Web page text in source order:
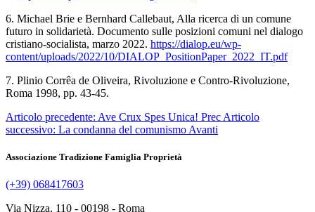
6. Michael Brie e Bernhard Callebaut, Alla ricerca di un comune
futuro in solidarietà. Documento sulle posizioni comuni nel dialogo
cristiano-socialista, marzo 2022. https://dialop.eu/wp-
content/uploads/2022/10/DIALOP_PositionPaper_2022_IT.pdf
7. Plinio Corrêa de Oliveira, Rivoluzione e Contro-Rivoluzione,
Roma 1998, pp. 43-45.
Articolo precedente: Ave Crux Spes Unica! Prec Articolo
successivo: La condanna del comunismo Avanti
Associazione Tradizione Famiglia Proprietà
(+39) 068417603
Via Nizza, 110 - 00198 - Roma